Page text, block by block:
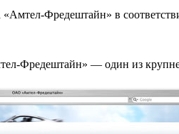
«Амтел-Фредештайн» в
Фредештайн» — один из